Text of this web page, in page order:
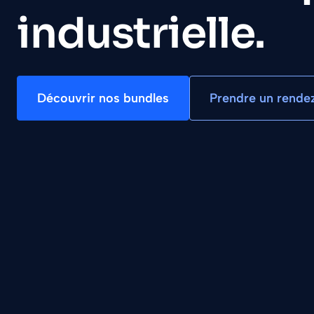
industrielle.
Découvrir nos bundles Prendre un